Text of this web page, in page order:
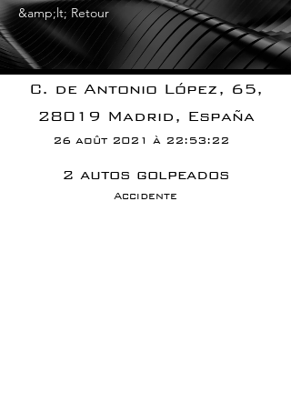
&amp;lt; Retour
C. de Antonio López, 65,
28019 Madrid, España
26 août 2021 à 22:53:22
2 autos golpeados
Accidente